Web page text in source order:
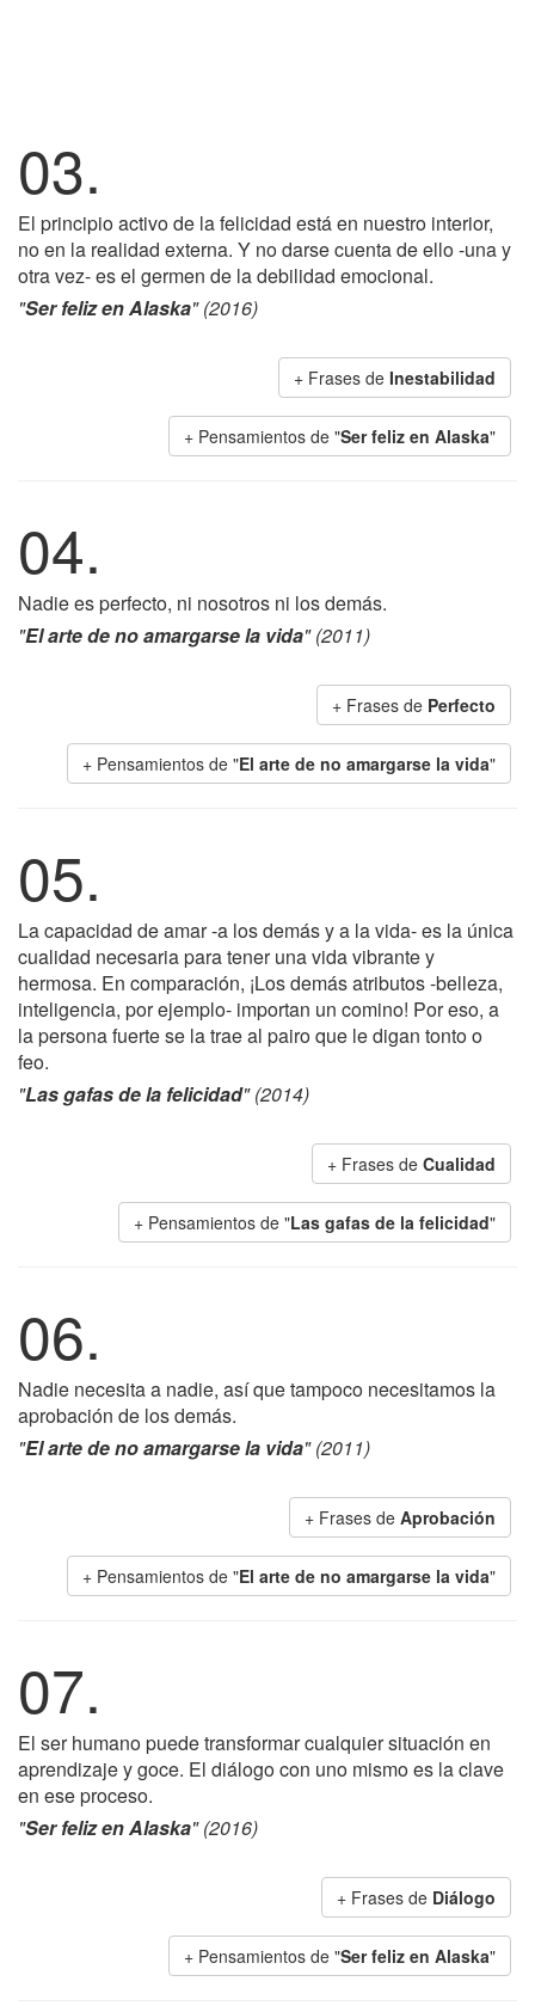
03.
El principio activo de la felicidad está en nuestro interior,
no en la realidad externa. Y no darse cuenta de ello -una y
otra vez- es el germen de la debilidad emocional.
"Ser feliz en Alaska" (2016)
+ Frases de Inestabilidad
+ Pensamientos de "Ser feliz en Alaska"
04.
Nadie es perfecto, ni nosotros ni los demás.
"El arte de no amargarse la vida" (2011)
+ Frases de Perfecto
+ Pensamientos de "El arte de no amargarse la vida"
05.
La capacidad de amar -a los demás y a la vida- es la única
cualidad necesaria para tener una vida vibrante y
hermosa. En comparación, ¡Los demás atributos -belleza,
inteligencia, por ejemplo- importan un comino! Por eso, a
la persona fuerte se la trae al pairo que le digan tonto o
feo.
"Las gafas de la felicidad" (2014)
+ Frases de Cualidad
+ Pensamientos de "Las gafas de la felicidad"
06.
Nadie necesita a nadie, así que tampoco necesitamos la
aprobación de los demás.
"El arte de no amargarse la vida" (2011)
+ Frases de Aprobación
+ Pensamientos de "El arte de no amargarse la vida"
07.
El ser humano puede transformar cualquier situación en
aprendizaje y goce. El diálogo con uno mismo es la clave
en ese proceso.
"Ser feliz en Alaska" (2016)
+ Frases de Diálogo
+ Pensamientos de "Ser feliz en Alaska"